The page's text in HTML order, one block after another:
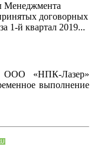
Менеджмента
договорных
1-й квартал 2019...
ООО «НПК-Лазер»
выполнение